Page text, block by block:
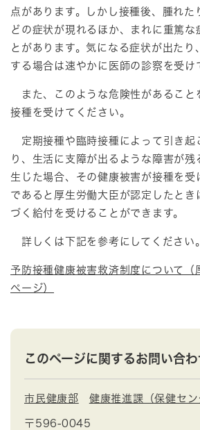
点があります。しかし接種後、腫れた
どの症状が現れるほか、まれに重篤な
とがあります。気になる症状が出たり
する場合は速やかに医師の診察を受け
また、このような危険性があること
接種を受けてください。
定期接種や臨時接種によって引き起
り、生活に支障が出るような障害が残
生じた場合、その健康被害が接種を受
であると厚生労働大臣が認定したとき
づく給付を受けることができます。
詳しくは下記を参考にしてください。
予防接種健康被害救済制度について（
ページ）
このページに関するお問い合わ
市民健康部 健康推進課（保健セン
〒596-0045